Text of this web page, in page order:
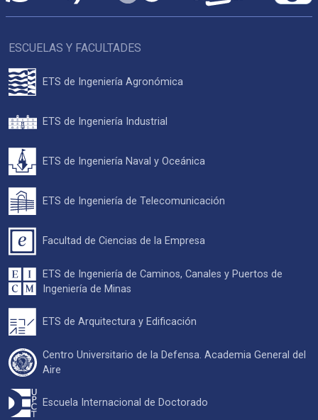
ESCUELAS Y FACULTADES
ETS de Ingeniería Agronómica
ETS de Ingeniería Industrial
ETS de Ingeniería Naval y Oceánica
ETS de Ingeniería de Telecomunicación
Facultad de Ciencias de la Empresa
ETS de Ingeniería de Caminos, Canales y Puertos de
Ingeniería de Minas
ETS de Arquitectura y Edificación
Centro Universitario de la Defensa. Academia General del
Aire
Escuela Internacional de Doctorado